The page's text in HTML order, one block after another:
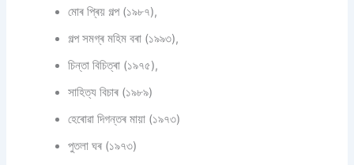
মোৰ প্ৰিয় গল্প (১৯৮৭),
গল্প সমগ্ৰ মহিম বৰা (১৯৯৩),
চিন্তা বিচিত্ৰা (১৯৭৫),
সাহিত্য বিচাৰ (১৯৮৯)
হেৰোৱা দিগন্তৰ মায়া (১৯৭৩)
পুতলা ঘৰ (১৯৭৩)